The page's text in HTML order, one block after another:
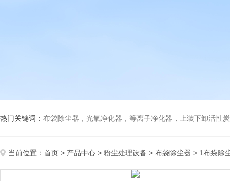
热门关键词： 布袋除尘器，光氧净化器，等离子净化器，上装下卸活性炭吸附箱，打磨除尘
当前位置： 首页 > 产品中心 > 粉尘处理设备 > 布袋除尘器 > 1布袋除